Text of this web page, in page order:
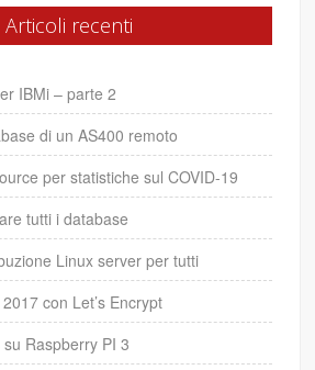
Articoli recenti
IBMi – parte 2
di un AS400 remoto
per statistiche sul COVID-19
tutti i database
Linux server per tutti
con Let’s Encrypt
Raspberry PI 3